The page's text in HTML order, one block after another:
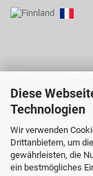
Diese
Technologien
Wir verwenden
Drittanbietern, um
gewährleisten, die
ein bestmögliches